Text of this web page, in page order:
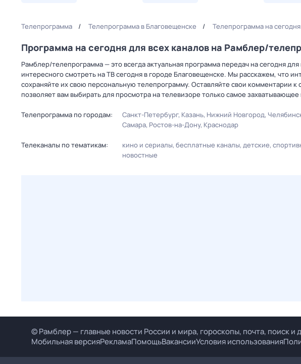
Телепрограмма Телепрограмма в Благовещенске Телепрограмма на
Программа на сегодня для всех каналов на Рамблер/
Рамблер/телепрограмма — это всегда актуальная программа передач на сегодня
интересного смотреть на ТВ сегодня в городе Благовещенске. Мы расскажем, что
сохраняйте их свою персональную телепрограмму. Оставляйте свои комментарии
позволяет вам выбирать для просмотра на телевизоре только самое
Телепрограмма по городам: Санкт-Петербург Казань Нижний Новгород
Самара Ростов-на-Дону Краснодар
Телеканалы по тематикам: кино и сериалы бесплатные каналы детские
новостные
© Рамблер — главные новости России и мира, гороскопы, почта, поиск и
Мобильная версияРекламаПомощьВакансииУсловия использования